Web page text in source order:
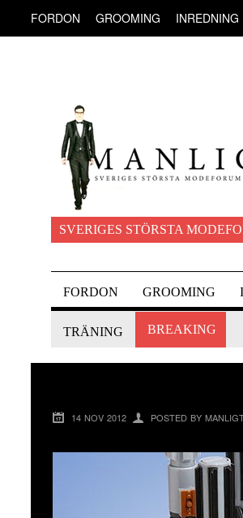
FORDON GROOMING INREDNING
SVERIGES STÖRSTA
FORDON GROOMING
TRÄNING BREAKING
14 NOV 2012 POSTED BY